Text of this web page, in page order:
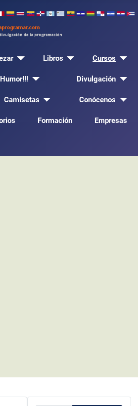
Libros Cursos
Humor!!! Divulgación
Camisetas Conócenos
Formación Empresas